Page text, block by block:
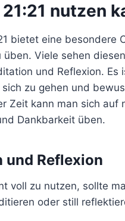
nutzen
bietet eine besondere
üben. Viele sehen
und Reflexion. Es
zu gehen und
Zeit kann man sich auf
Dankbarkeit üben.
und Reflexion
voll zu nutzen, sollte
oder still